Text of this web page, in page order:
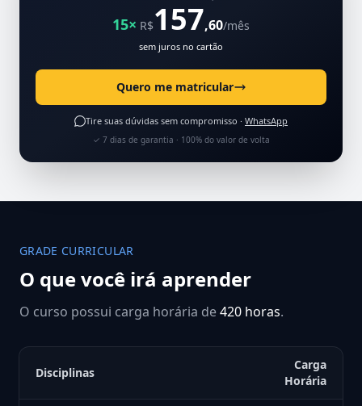
15× R$157,60/mês
sem juros no cartão
Quero me matricular
Tire suas dúvidas sem compromisso · WhatsApp
✓ 7 dias de garantia · 100% do valor de volta
GRADE CURRICULAR
O que você irá aprender
O curso possui carga horária de420 horas.
Disciplinas
Carga
Horária